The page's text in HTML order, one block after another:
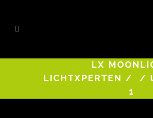
LX
LICHTXPERTEN / /
1